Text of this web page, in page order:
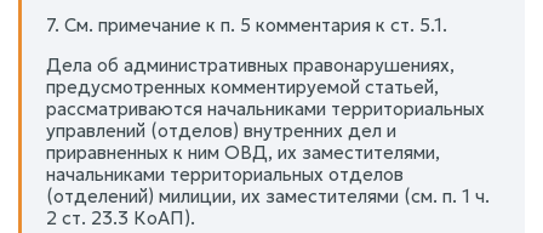
7. См. примечание к п. 5 комментария к ст. 5.1.
Дела об административных правонарушениях,
предусмотренных комментируемой статьей,
рассматриваются начальниками территориальных
управлений (отделов) внутренних дел и
приравненных к ним ОВД, их заместителями,
начальниками территориальных отделов
(отделений) милиции, их заместителями (см. п. 1 ч.
2 ст. 23.3 КоАП).